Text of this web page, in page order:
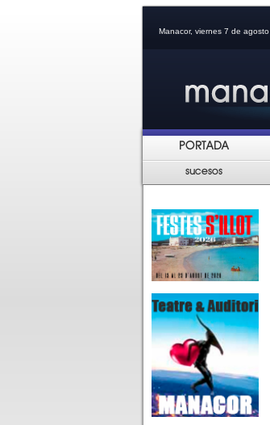
Manacor, viernes 7 de agosto